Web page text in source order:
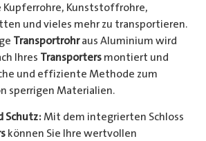
Kupferrohre, Kunststoffrohre,
und vieles mehr zu transportieren.
Transportrohraus Aluminium wird
Ihres Transportersmontiert und
und effiziente Methode zum
sperrigen Materialien.
Schutz: Mit dem integrierten Schloss
können Sie Ihre wertvollen